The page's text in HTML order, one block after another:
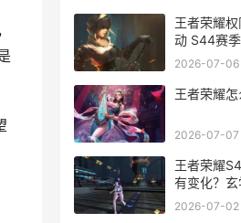
王者荣耀
动 S44赛
调整解析
2026-07-06
王者荣耀
2026-07-07
王者荣耀
有变化？玄
刷本命
2026-07-02